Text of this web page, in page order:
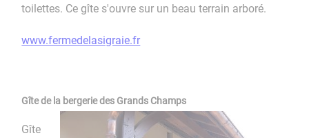
toilettes. Ce gîte s'ouvre sur un beau terrain arboré.
www.fermedelasigraie.fr
Gîte de la bergerie des Grands Champs
Gîte